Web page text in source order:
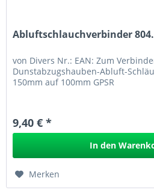
Abluftschlauchverbinder
von Divers Nr.: EAN: Zum
Dunstabzugshauben-Abluft-
150mm auf 100mm GPSR
9,40 € *
In den
Merken